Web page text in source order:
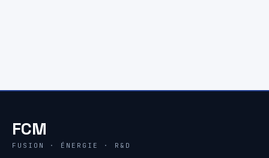
FCM
FUSION · ÉNERGIE · R&D